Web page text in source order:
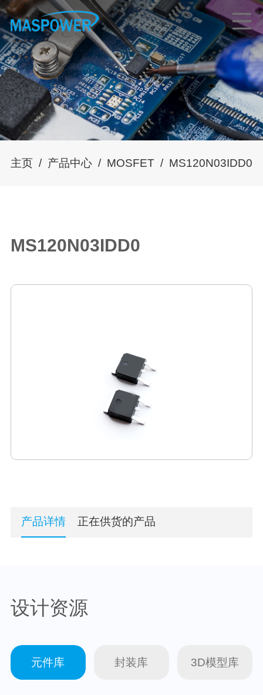
主页 / 产品中心 / MOSFET / MS120N03IDD0
MS120N03IDD0
产品详情 正在供货的产品
设计资源
元件库 封装库 3D模型库